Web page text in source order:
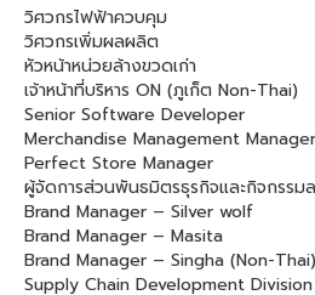
วิศวกรไฟฟ้าควบคุม
วิศวกรเพิ่มผลผลิต
หัวหน้าหน่วยล้างขวดเก่า
เจ้าหน้าที่บริหาร ON (ภูเก็ต Non-Thai)
Senior Software Developer
Merchandise Management Manager
Perfect Store Manager
ผู้จัดการส่วนพันธมิตรธุรกิจและกิจกรรม
Brand Manager – Silver wolf
Brand Manager – Masita
Brand Manager – Singha (Non-Thai)
Supply Chain Development